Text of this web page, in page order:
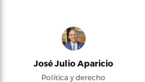
José Julio Aparicio
Política y derecho